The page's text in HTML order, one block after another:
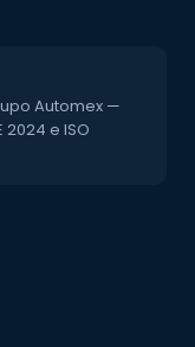
Automex —
e ISO